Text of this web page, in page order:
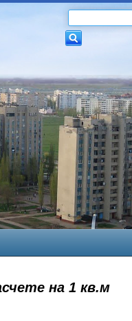
на 1 кв.м